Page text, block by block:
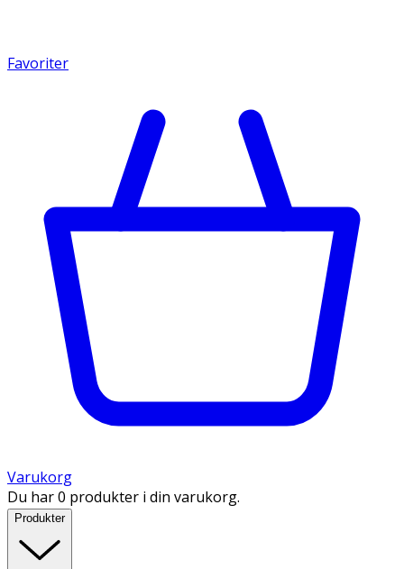
Favoriter
Varukorg
Du har 0 produkter i din varukorg.
Produkter